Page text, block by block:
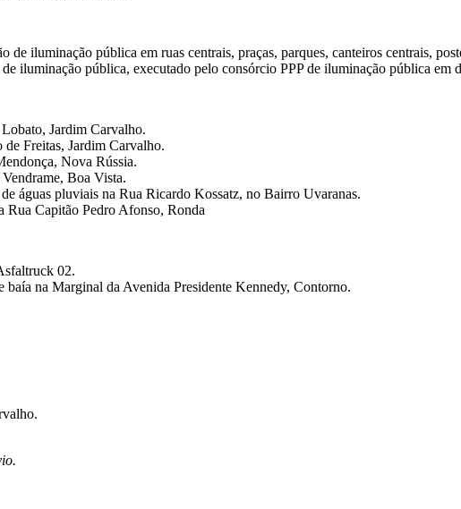
de iluminação pública em ruas centrais, praças, parques, canteiros centrais,
iluminação pública, executado pelo consórcio PPP de iluminação pública em
Jardim Carvalho.
Freitas, Jardim Carvalho.
Nova Rússia.
Boa Vista.
águas pluviais na Rua Ricardo Kossatz, no Bairro Uvaranas.
Rua Capitão Pedro Afonso, Ronda
02.
baía na Marginal da Avenida Presidente Kennedy, Contorno.